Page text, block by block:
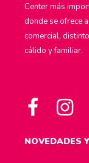
Center más
donde se ofrece
comercial,
cálido y familiar.
NOVEDADES